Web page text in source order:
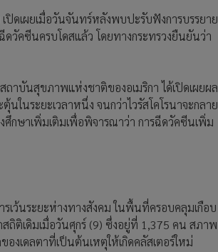
ดเผยเมื่อวันจันทร์หลังพบปะรับฟังการบรรยาย
วัคซีนครบโดสแล้ว โดยทางกระทรวงยืนยันว่า
บันสุขภาพแห่งชาติของอเมริกา ได้เปิดเผยผล
ในระยะเวลาหนึ่ง จนกว่าไวรัสโคโรนาจะกลาย
กษาเพิ่มเติมเพื่อพิจารณาว่า การฉีดวัคซีนเพิ่ม
เว้นระยะห่างทางสังคม ในพื้นที่ครอบคลุมเกือบ
ถิติเดิมเมื่อวันศุกร์ (9) ซึ่งอยู่ที่ 1,375 คน สภาพ
งเดลตาที่เป็นต้นเหตุให้เกิดคลัสเตอร์ใหม่